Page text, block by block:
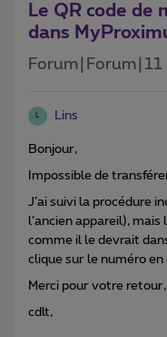
Le QR code de
dans
Forum|Forum|11
L Lins
Bonjour,
Impossible de
J’ai suivi la procédure
l’ancien appareil), mais
comme il le devrait
clique sur le numéro en
Merci pour votre retour,
cdlt,